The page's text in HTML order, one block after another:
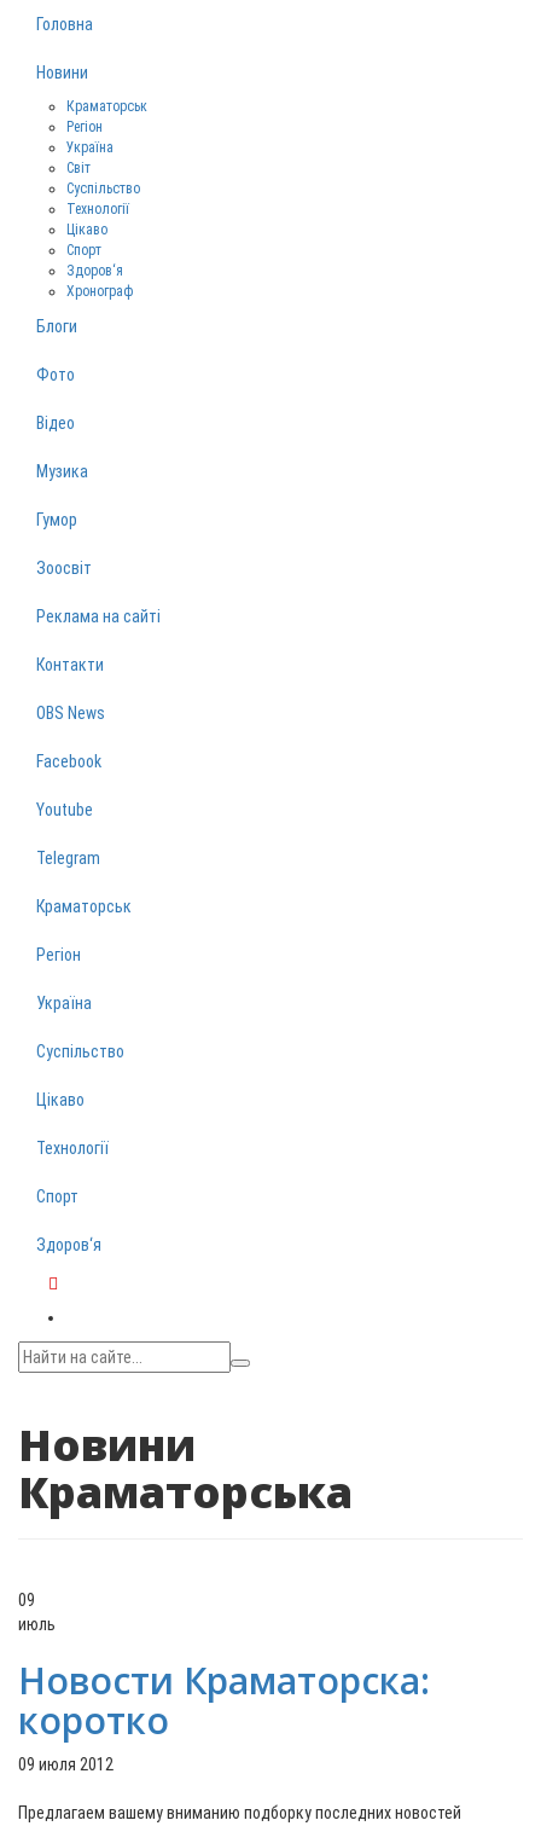
Головна
Новини
Краматорськ
Регіон
Україна
Світ
Суспільство
Технології
Цікаво
Спорт
Здоров‘я
Хронограф
Блоги
Фото
Відео
Музика
Гумор
Зоосвіт
Реклама на сайті
Контакти
OBS News
Facebook
Youtube
Telegram
Краматорськ
Регіон
Україна
Суспільство
Цікаво
Технології
Спорт
Здоров‘я
Новини
Краматорська
09
июль
Новости Краматорска:
коротко
09 июля 2012
Предлагаем вашему вниманию подборку последних новостей